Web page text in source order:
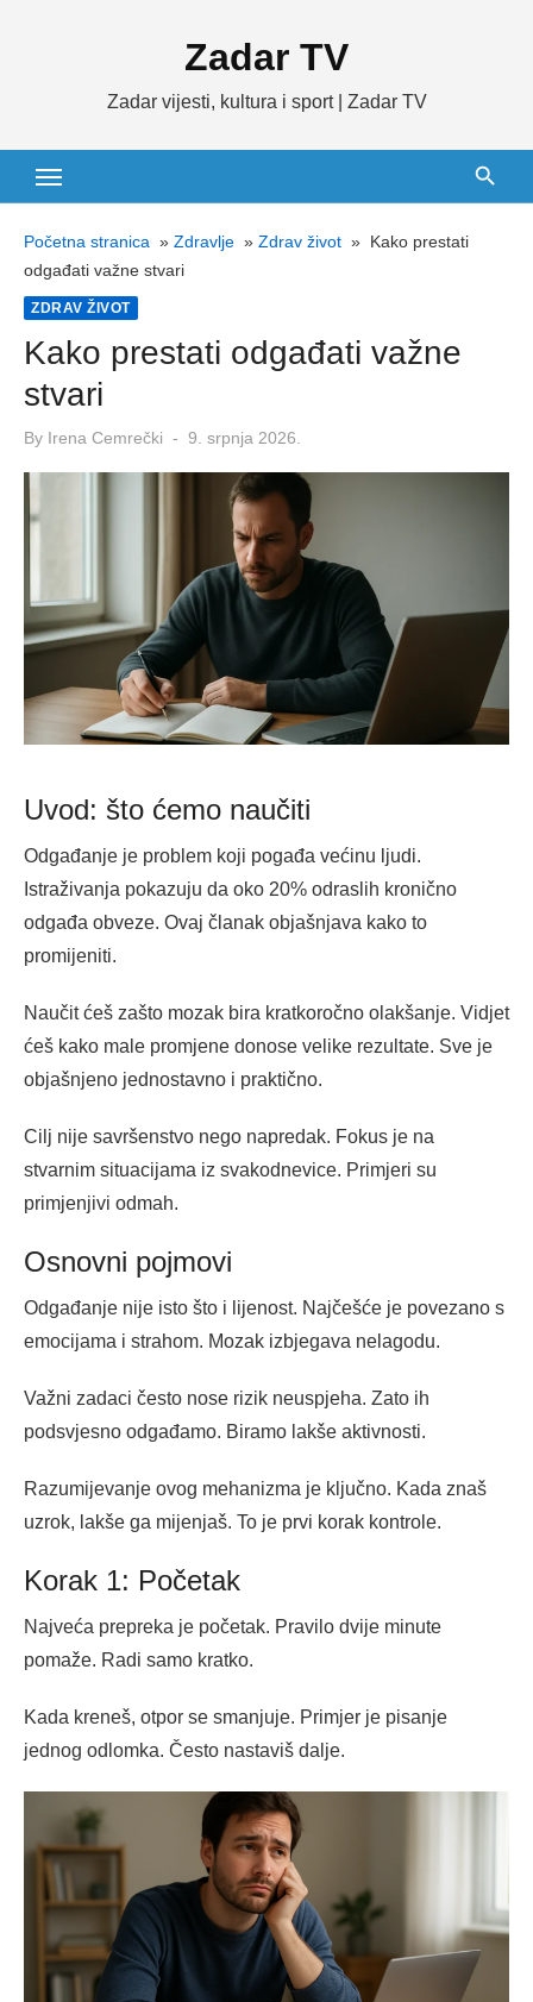
Zadar TV
Zadar vijesti, kultura i sport | Zadar TV
Početna stranica » Zdravlje » Zdrav život » Kako prestati
odgađati važne stvari
ZDRAV ŽIVOT
Kako prestati odgađati važne
stvari
By Irena Cemrečki
Posted
9. srpnja 2026.
Uvod: što ćemo naučiti
Odgađanje je problem koji pogađa većinu ljudi.
Istraživanja pokazuju da oko 20% odraslih kronično
odgađa obveze. Ovaj članak objašnjava kako to
promijeniti.
Naučit ćeš zašto mozak bira kratkoročno olakšanje. Vidjet
ćeš kako male promjene donose velike rezultate. Sve je
objašnjeno jednostavno i praktično.
Cilj nije savršenstvo nego napredak. Fokus je na
stvarnim situacijama iz svakodnevice. Primjeri su
primjenjivi odmah.
Osnovni pojmovi
Odgađanje nije isto što i lijenost. Najčešće je povezano s
emocijama i strahom. Mozak izbjegava nelagodu.
Važni zadaci često nose rizik neuspjeha. Zato ih
podsvjesno odgađamo. Biramo lakše aktivnosti.
Razumijevanje ovog mehanizma je ključno. Kada znaš
uzrok, lakše ga mijenjaš. To je prvi korak kontrole.
Korak 1: Početak
Najveća prepreka je početak. Pravilo dvije minute
pomaže. Radi samo kratko.
Kada kreneš, otpor se smanjuje. Primjer je pisanje
jednog odlomka. Često nastaviš dalje.